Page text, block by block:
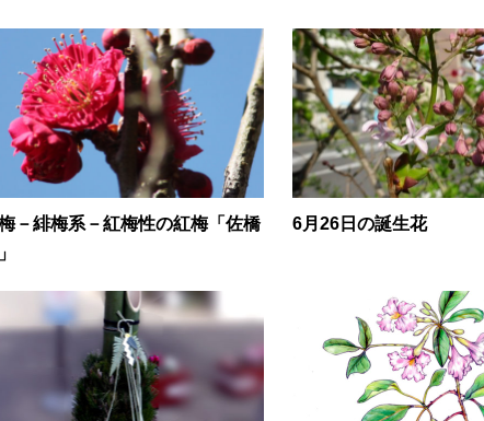
－緋梅系－紅梅性の紅梅「佐橋
6月26日の誕生花